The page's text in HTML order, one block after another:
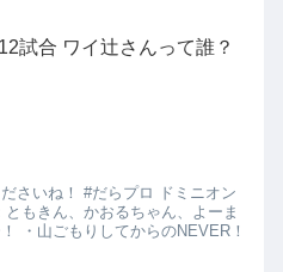
試合 ワイ辻さんって誰？
さいね！ #だらプロ ドミニオン
もきん、かおるちゃん、よーま
・山ごもりしてからのNEVER！